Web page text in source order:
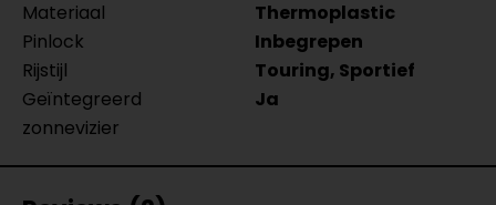
Materiaal
Thermoplastic
Pinlock
Inbegrepen
Rijstijl
Touring, Sportief
Geïntegreerd
zonnevizier
Ja